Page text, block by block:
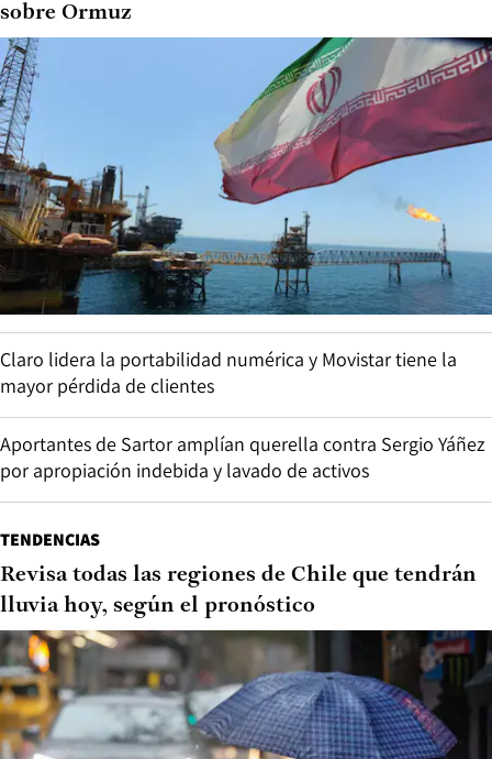
sobre Ormuz
Claro lidera la portabilidad numérica y Movistar tiene la
mayor pérdida de clientes
Aportantes de Sartor amplían querella contra Sergio Yáñez
por apropiación indebida y lavado de activos
TENDENCIAS
Revisa todas las regiones de Chile que tendrán
lluvia hoy, según el pronóstico